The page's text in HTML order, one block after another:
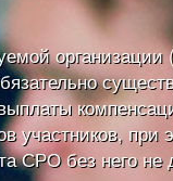
участников, при
СРО без него не